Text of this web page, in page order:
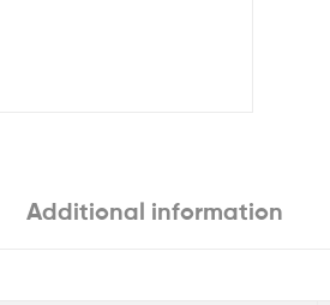
Additional information